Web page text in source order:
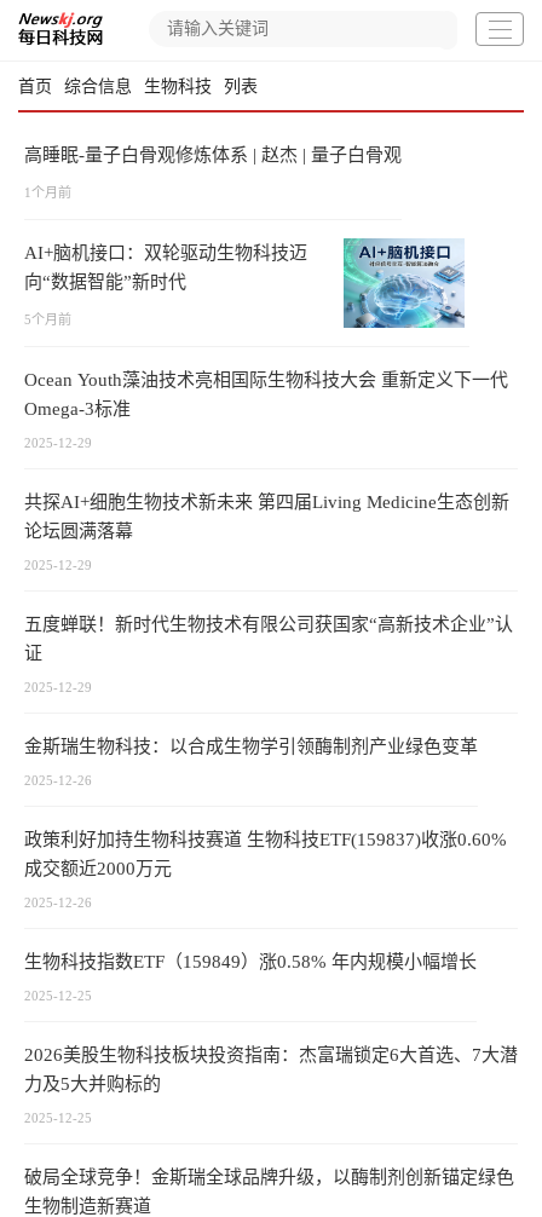
首页 综合信息 生物科技 列表
高睡眠-量子白骨观修炼体系 | 赵杰 | 量子白骨观
1个月前
AI+脑机接口：双轮驱动生物科技迈
向“数据智能”新时代
5个月前
Ocean Youth藻油技术亮相国际生物科技大会 重新定义下一代
Omega-3标准
2025-12-29
共探AI+细胞生物技术新未来 第四届Living Medicine生态创新
论坛圆满落幕
2025-12-29
五度蝉联！新时代生物技术有限公司获国家“高新技术企业”认
证
2025-12-29
金斯瑞生物科技：以合成生物学引领酶制剂产业绿色变革
2025-12-26
政策利好加持生物科技赛道 生物科技ETF(159837)收涨0.60%
成交额近2000万元
2025-12-26
生物科技指数ETF（159849）涨0.58% 年内规模小幅增长
2025-12-25
2026美股生物科技板块投资指南：杰富瑞锁定6大首选、7大潜
力及5大并购标的
2025-12-25
破局全球竞争！金斯瑞全球品牌升级，以酶制剂创新锚定绿色
生物制造新赛道